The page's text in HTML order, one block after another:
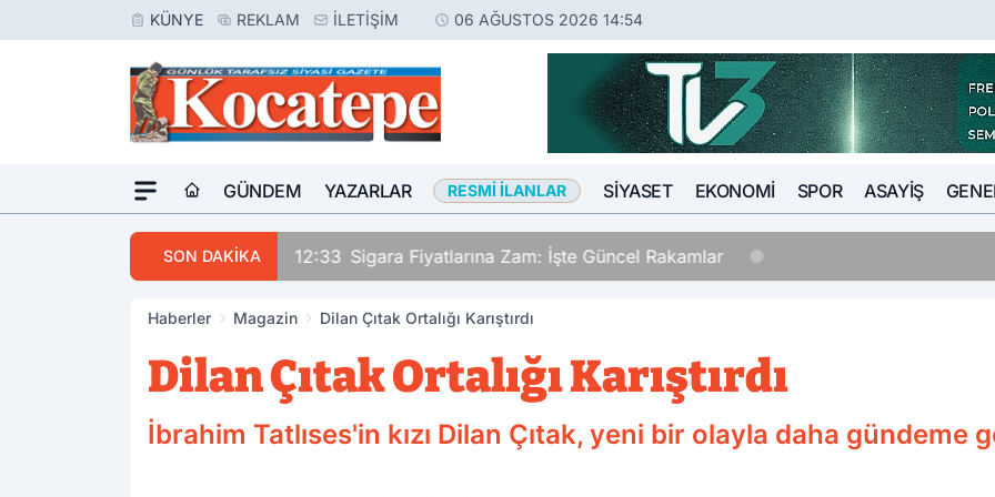
KÜNYE REKLAM İLETIŞIM 06 AĞUSTOS 2026 14:54
GÜNDEM YAZARLAR RESMI İLANLAR SIYASET EKONOMI SPOR ASAYIŞ
SON DAKİKA 12:33 Sigara Fiyatlarına Zam: İşte Güncel Rakamlar
Haberler Magazin Dilan Çıtak Ortalığı Karıştırdı
Dilan Çıtak Ortalığı Karıştırdı
İbrahim Tatlıses'in kızı Dilan Çıtak, yeni bir olayla daha gündeme